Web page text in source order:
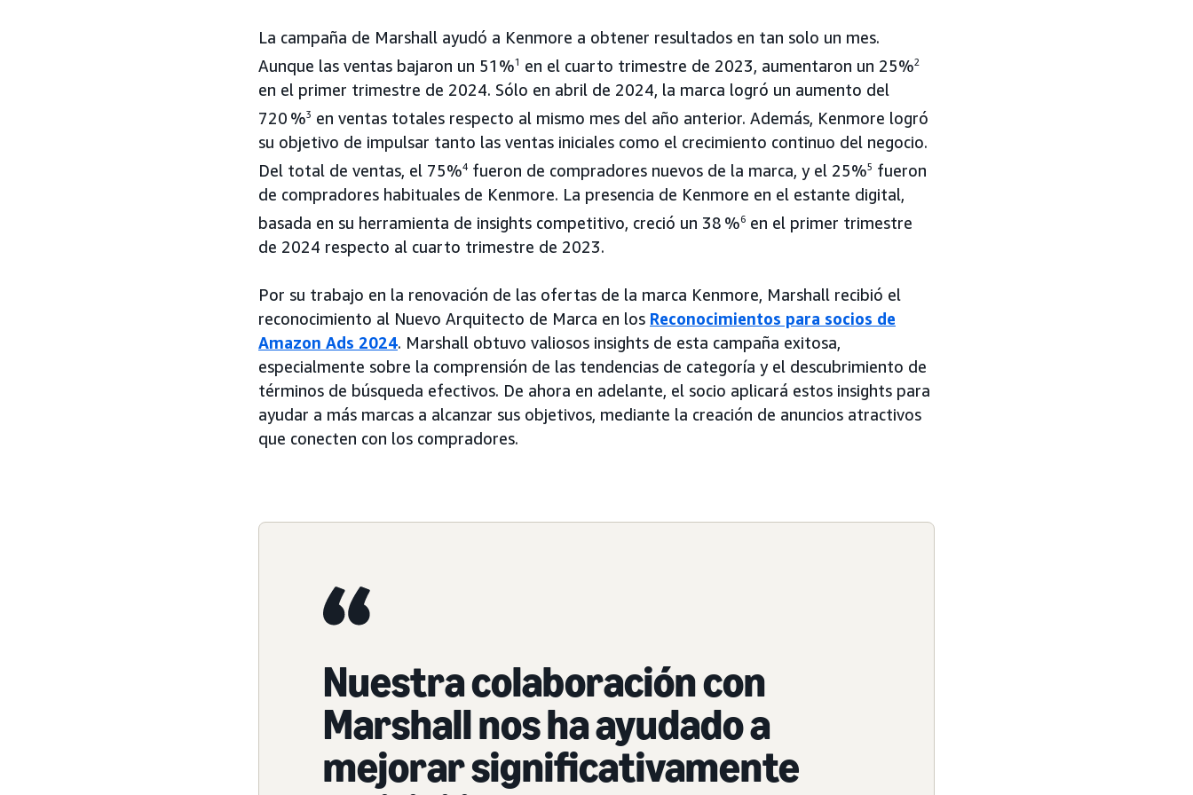
La campaña de Marshall ayudó a Kenmore a obtener resultados en tan solo un mes.
Aunque las ventas bajaron un 51%1 en el cuarto trimestre de 2023, aumentaron un 25%2
en el primer trimestre de 2024. Sólo en abril de 2024, la marca logró un aumento del
720 %3 en ventas totales respecto al mismo mes del año anterior. Además, Kenmore logró
su objetivo de impulsar tanto las ventas iniciales como el crecimiento continuo del negocio.
Del total de ventas, el 75%4 fueron de compradores nuevos de la marca, y el 25%5 fueron
de compradores habituales de Kenmore. La presencia de Kenmore en el estante digital,
basada en su herramienta de insights competitivo, creció un 38 %6 en el primer trimestre
de 2024 respecto al cuarto trimestre de 2023.
Por su trabajo en la renovación de las ofertas de la marca Kenmore, Marshall recibió el
reconocimiento al Nuevo Arquitecto de Marca en los Reconocimientos para socios de
Amazon Ads 2024. Marshall obtuvo valiosos insights de esta campaña exitosa,
especialmente sobre la comprensión de las tendencias de categoría y el descubrimiento de
términos de búsqueda efectivos. De ahora en adelante, el socio aplicará estos insights para
ayudar a más marcas a alcanzar sus objetivos, mediante la creación de anuncios atractivos
que conecten con los compradores.
Nuestra colaboración con
Marshall nos ha ayudado a
mejorar significativamente